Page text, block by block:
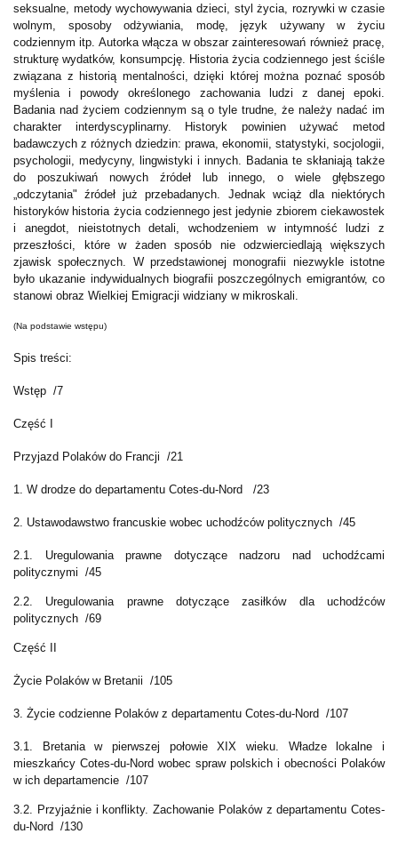
seksualne, metody wychowywania dzieci, styl życia, rozrywki w czasie
wolnym, sposoby odżywiania, modę, język używany w życiu
codziennym itp. Autorka włącza w obszar zainteresowań również pracę,
strukturę wydatków, konsumpcję. Historia życia codziennego jest ściśle
związana z historią mentalności, dzięki której można poznać sposób
myślenia i powody określonego zachowania ludzi z danej epoki.
Badania nad życiem codziennym są o tyle trudne, że należy nadać im
charakter interdyscyplinarny. Historyk powinien używać metod
badawczych z różnych dziedzin: prawa, ekonomii, statystyki, socjologii,
psychologii, medycyny, lingwistyki i innych. Badania te skłaniają także
do poszukiwań nowych źródeł lub innego, o wiele głębszego
„odczytania" źródeł już przebadanych. Jednak wciąż dla niektórych
historyków historia życia codziennego jest jedynie zbiorem ciekawostek
i anegdot, nieistotnych detali, wchodzeniem w intymność ludzi z
przeszłości, które w żaden sposób nie odzwierciedlają większych
zjawisk społecznych. W przedstawionej monografii niezwykle istotne
było ukazanie indywidualnych biografii poszczególnych emigrantów, co
stanowi obraz Wielkiej Emigracji widziany w mikroskali.
(Na podstawie wstępu)
Spis treści:
Wstęp /7
Część I
Przyjazd Polaków do Francji /21
1. W drodze do departamentu Cotes-du-Nord /23
2. Ustawodawstwo francuskie wobec uchodźców politycznych /45
2.1. Uregulowania prawne dotyczące nadzoru nad uchodźcami
politycznymi /45
2.2. Uregulowania prawne dotyczące zasiłków dla uchodźców
politycznych /69
Część II
Życie Polaków w Bretanii /105
3. Życie codzienne Polaków z departamentu Cotes-du-Nord /107
3.1. Bretania w pierwszej połowie XIX wieku. Władze lokalne i
mieszkańcy Cotes-du-Nord wobec spraw polskich i obecności Polaków
w ich departamencie /107
3.2. Przyjaźnie i konflikty. Zachowanie Polaków z departamentu Cotes-
du-Nord /130